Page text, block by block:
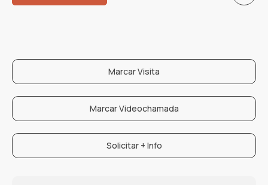
Marcar Visita
Marcar Videochamada
Solicitar + Info